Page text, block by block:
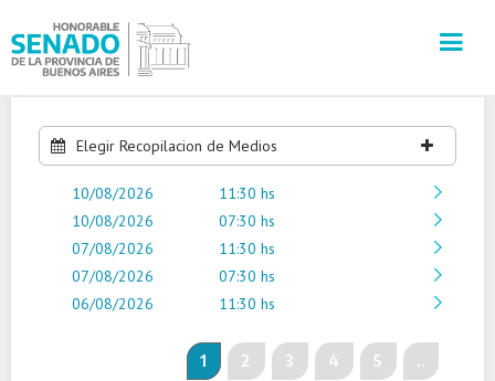
SECRETARÍAS
PRENSA
CULTURA
VISITAS GUIADAS
Elegir Recopilacion de Medios
10/08/2026
11:30 hs
10/08/2026
07:30 hs
07/08/2026
11:30 hs
07/08/2026
07:30 hs
06/08/2026
11:30 hs
1 2 3 4 5 ..